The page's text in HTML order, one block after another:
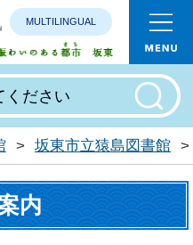
みんなで
MULTILINGUAL
> 坂東市立猿島図書館 >
内